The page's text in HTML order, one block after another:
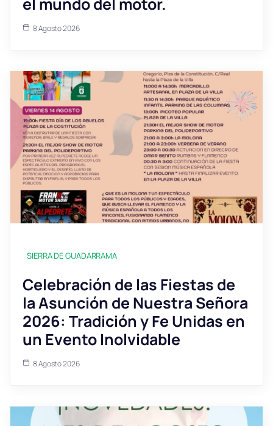
8 Agosto 2026
SIERRA DE GUADARRAMA
Celebración de las Fiestas de
la Asunción de Nuestra Señora
2026: Tradición y Fe Unidas en
un Evento Inolvidable
8 Agosto 2026